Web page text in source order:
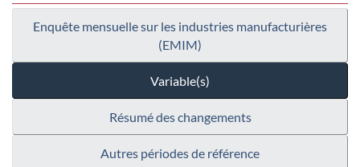
Enquête mensuelle sur les industries manufacturières
(EMIM)
Variable(s)
Résumé des changements
Autres périodes de référence